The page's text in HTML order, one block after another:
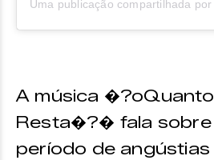
A música
Resta�?� fala
período de